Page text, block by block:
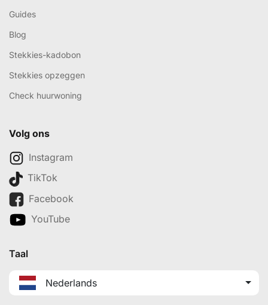
Guides
Blog
Stekkies-kadobon
Stekkies opzeggen
Check huurwoning
Volg ons
Instagram
TikTok
Facebook
YouTube
Taal
Nederlands